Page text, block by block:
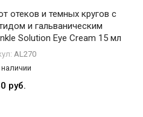
отеков и темных кругов с
и гальваническим
Solution Eye Cream 15 мл
AL270
руб.